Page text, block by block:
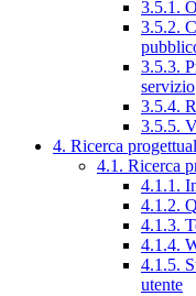
3.5.1.
3.5.2.
3.5.3.
servizio
3.5.4.
3.5.5.
4. Ricerca
4.1. Ricerca
4.1.1.
4.1.2.
4.1.3.
4.1.4.
4.1.5.
utente